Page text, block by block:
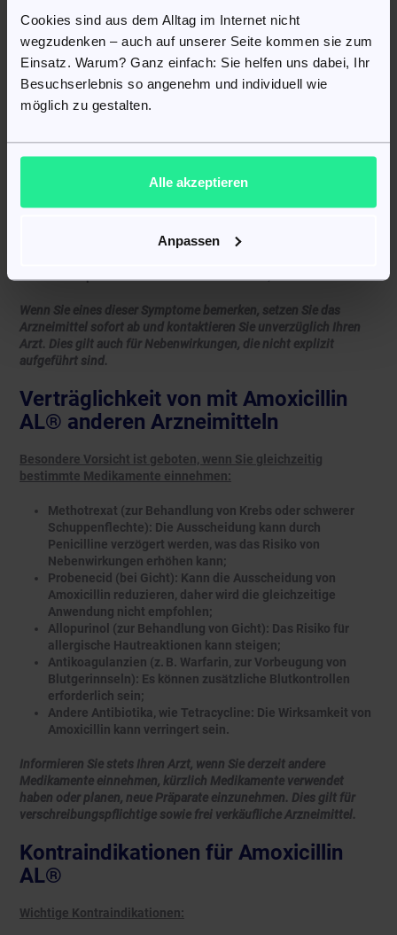
Cookies sind aus dem Alltag im Internet nicht
wegzudenken – auch auf unserer Seite kommen sie zum
Einsatz. Warum? Ganz einfach: Sie helfen uns dabei, Ihr
Besuchserlebnis so angenehm und individuell wie
möglich zu gestalten.
Alle akzeptieren
Anpassen
Hautfalten);
Nierenprobleme;
Krampfanfälle bei hoher Dosis oder bestehenden
Schwindel, Überaktivität;
Gelb, braun oder schwarz verfärbte „haarige“ Zunge;
Atemnot, Blässe, Gelbfärbung von Haut und Augen;
Verminderte Anzahl weißer Blutkörperchen und
Verlängerte Blutgerinnung (erkennbar bei Nasenbluten
oder Schnitten);
Nierenprobleme durch Kristalle im Urin;
Wenn Sie eines dieser Symptome bemerken, setzen Sie das
Arzneimittel sofort ab und kontaktieren Sie unverzüglich Ihren
Arzt. Dies gilt auch für Nebenwirkungen, die nicht explizit
aufgeführt sind.
Verträglichkeit von mit Amoxicillin
AL® anderen Arzneimitteln
Besondere Vorsicht ist geboten, wenn Sie gleichzeitig
bestimmte Medikamente einnehmen:
Methotrexat (zur Behandlung von Krebs oder schwerer
Schuppenflechte): Die Ausscheidung kann durch
Penicilline verzögert werden, was das Risiko von
Nebenwirkungen erhöhen kann;
Probenecid (bei Gicht): Kann die Ausscheidung von
Amoxicillin reduzieren, daher wird die gleichzeitige
Anwendung nicht empfohlen;
Allopurinol (zur Behandlung von Gicht): Das Risiko für
allergische Hautreaktionen kann steigen;
Antikoagulanzien (z. B. Warfarin, zur Vorbeugung von
Blutgerinnseln): Es können zusätzliche Blutkontrollen
erforderlich sein;
Andere Antibiotika, wie Tetracycline: Die Wirksamkeit von
Amoxicillin kann verringert sein.
Informieren Sie stets Ihren Arzt, wenn Sie derzeit andere
Medikamente einnehmen, kürzlich Medikamente verwendet
haben oder planen, neue Präparate einzunehmen. Dies gilt für
verschreibungspflichtige sowie frei verkäufliche Arzneimittel.
Kontraindikationen für Amoxicillin
AL®
Wichtige Kontraindikationen: